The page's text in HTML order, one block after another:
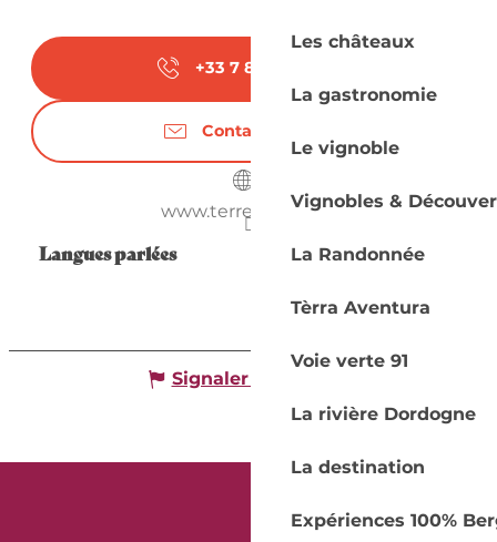
Les châteaux
La gastronomie
Le vignoble
Vignobles &
La Randonnée
Tèrra Aventura
Voie verte 91
La rivière Dordogne
La destination
Expériences 100%
+33 7 87 27 52
Contactez-nous
www.terredaur.com
Langues parlées
Langues parlées
Signaler une erreur